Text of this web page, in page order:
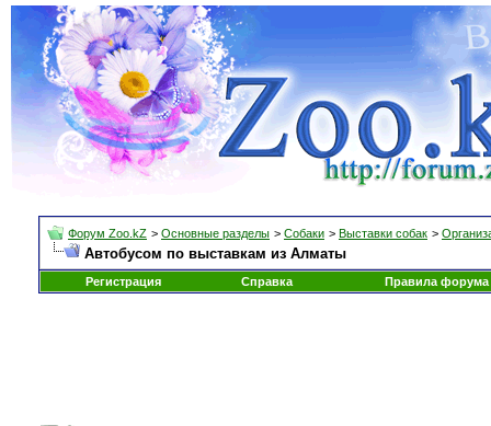
Форум Zoo.kZ > Основные разделы > Собаки > Выставки собак >
Автобусом по выставкам из Алматы
Регистрация Справка Правила форума